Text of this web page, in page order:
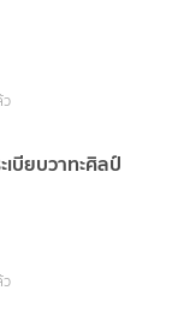
ว
เบียบวาทะศิลป์
ว